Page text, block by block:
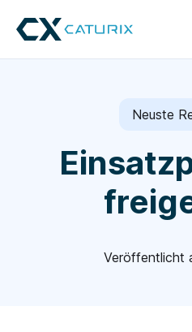
Neuste
Veröffentlicht